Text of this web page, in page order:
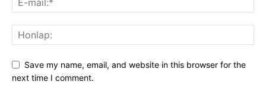
Save my name, email, and website in this browser for the
next time I comment.